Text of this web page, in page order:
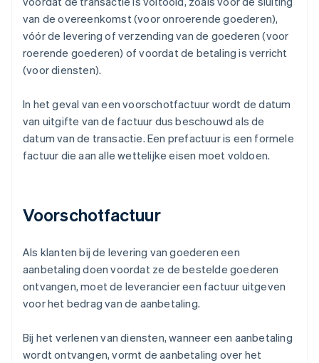
van de overeenkomst (voor onroerende goederen),
vóór de levering of verzending van de goederen (voor
roerende goederen) of voordat de betaling is verricht
(voor diensten).
In het geval van een voorschotfactuur wordt de datum
van uitgifte van de factuur dus beschouwd als de
datum van de transactie. Een prefactuur is een formele
factuur die aan alle wettelijke eisen moet voldoen.
Voorschotfactuur
Als klanten bij de levering van goederen een
aanbetaling doen voordat ze de bestelde goederen
ontvangen, moet de leverancier een factuur uitgeven
voor het bedrag van de aanbetaling.
Bij het verlenen van diensten, wanneer een aanbetaling
wordt ontvangen, vormt de aanbetaling over het